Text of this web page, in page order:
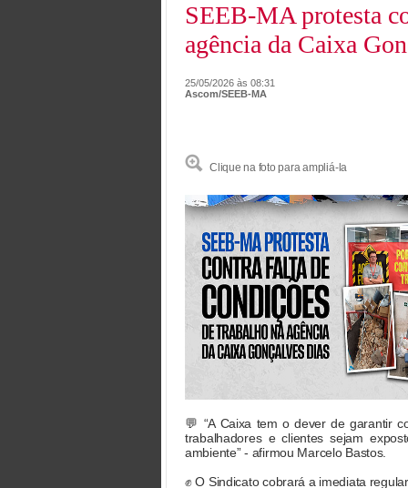
SEEB-MA protesta
agência da Caixa
25/05/2026 às 08:31
Ascom/SEEB-MA
Clique na foto para ampliá-la
💬 “A Caixa tem o dever de garantir
trabalhadores e clientes sejam
ambiente” - afirmou Marcelo Bastos.
✊ O Sindicato cobrará a imediata